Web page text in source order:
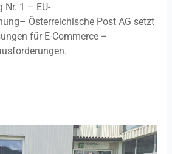
Nr. 1 – EU-
Österreichische Post AG setzt
für E-Commerce –